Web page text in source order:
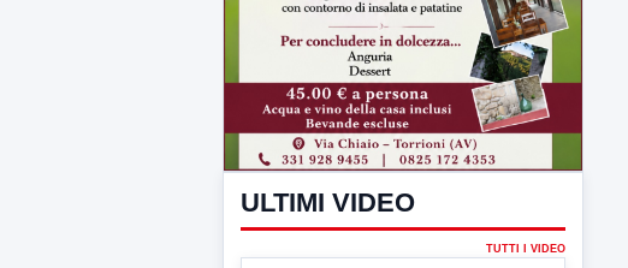
ULTIMI VIDEO
TUTTI I VIDEO